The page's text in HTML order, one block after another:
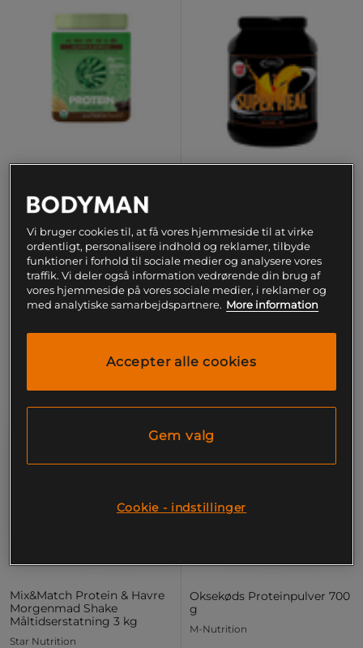
Protein Classic Organic 375
Sunwarrior
209 kr Køb
SUPERMASS NUTRITION
399 kr
Mix&Match Protein & Havre
Morgenmad Shake
Måltidserstatning 3 kg
Star Nutrition
Oksekøds Proteinpulver 700
g
M-Nutrition
Vi bruger cookies til, at få vores hjemmeside til at virke
ordentligt, personalisere indhold og reklamer, tilbyde
funktioner i forhold til sociale medier og analysere vores
traffik. Vi deler også information vedrørende din brug af
vores hjemmeside på vores sociale medier, i reklamer og
med analytiske samarbejdspartnere. More information
Accepter alle cookies
Gem valg
Cookie - indstillinger